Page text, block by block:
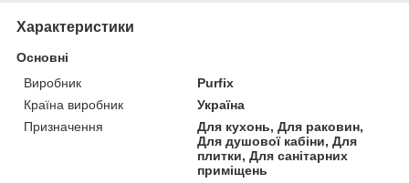
Характеристики
Основні
Виробник
Purfix
Країна виробник
Україна
Призначення
Для кухонь, Для раковин,
Для душової кабіни, Для
плитки, Для санітарних
приміщень